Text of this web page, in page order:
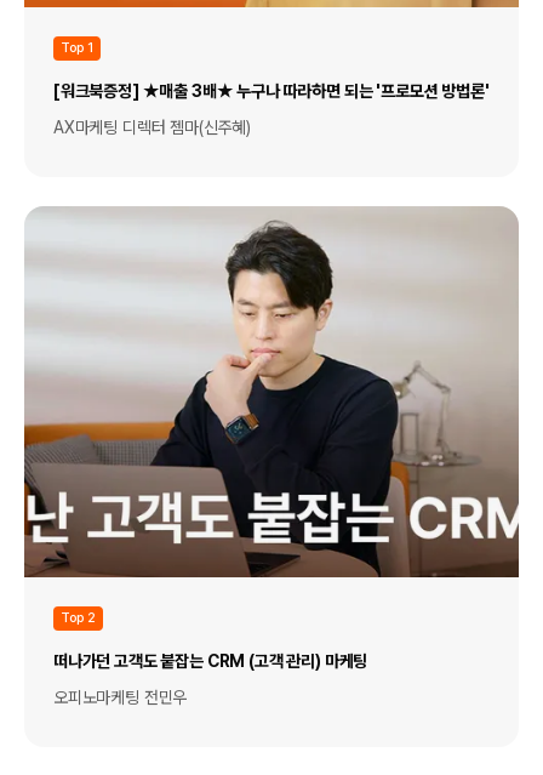
Top 1
[워크북증정] ★매출 3배★ 누구나 따라하면 되는 '프로모션 방법론'
AX마케팅 디렉터 젬마(신주혜)
Top 2
떠나가던 고객도 붙잡는 CRM (고객 관리) 마케팅
오피노마케팅 전민우